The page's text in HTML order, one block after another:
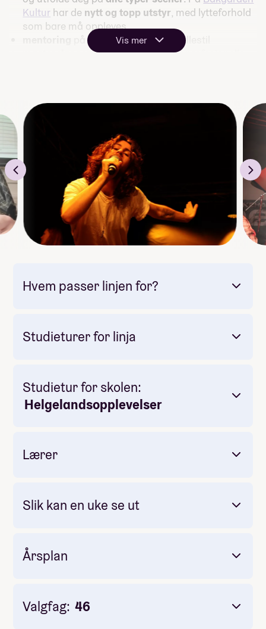
Kultur har de nytt og topp utstyr, med lytteforhold
som bare må oppleves
på ditt instrument og spillestil
masterclasses og workshopsmed profesjonelle
musikkforståelse
se
på turné og bygge nettverk
bransjenog tips om hva som skal til
for å lykkes
lære
improvisasjonoglåtskriving
grunnopplæring ilyd og lys
, sånn at du kan delta
på rigging til konsert og ha forståelse av lydbildet
Vis mer
Hvem passer linjen for?
Studieturer for linja
Obligatorisk: Ja
Pris: Inkludert i linjepris
Varighet: 5 dager
Studietur for skolen:
Helgelandsopplevelser
Lærer
Slik kan en uke se ut
Årsplan
Valgfag: 46